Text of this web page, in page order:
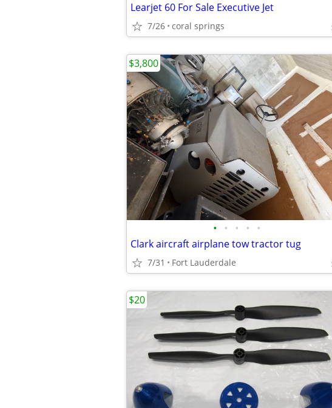
Learjet 60 For Sale Executive Jet
7/26 coral springs
• • • • •
Clark aircraft airplane tow tractor tug
7/31 Fort Lauderdale
$3,800
$20